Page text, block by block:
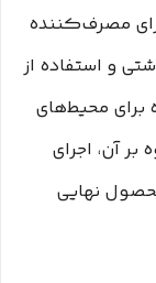
مصرف‌کننده
و استفاده از
برای محیط‌های
بر آن، اجرای
نهایی